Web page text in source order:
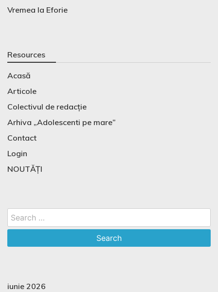
Vremea la Eforie
Resources
Acasă
Articole
Colectivul de redacție
Arhiva „Adolescenti pe mare”
Contact
Login
NOUTĂȚI
Search
for:
iunie 2026